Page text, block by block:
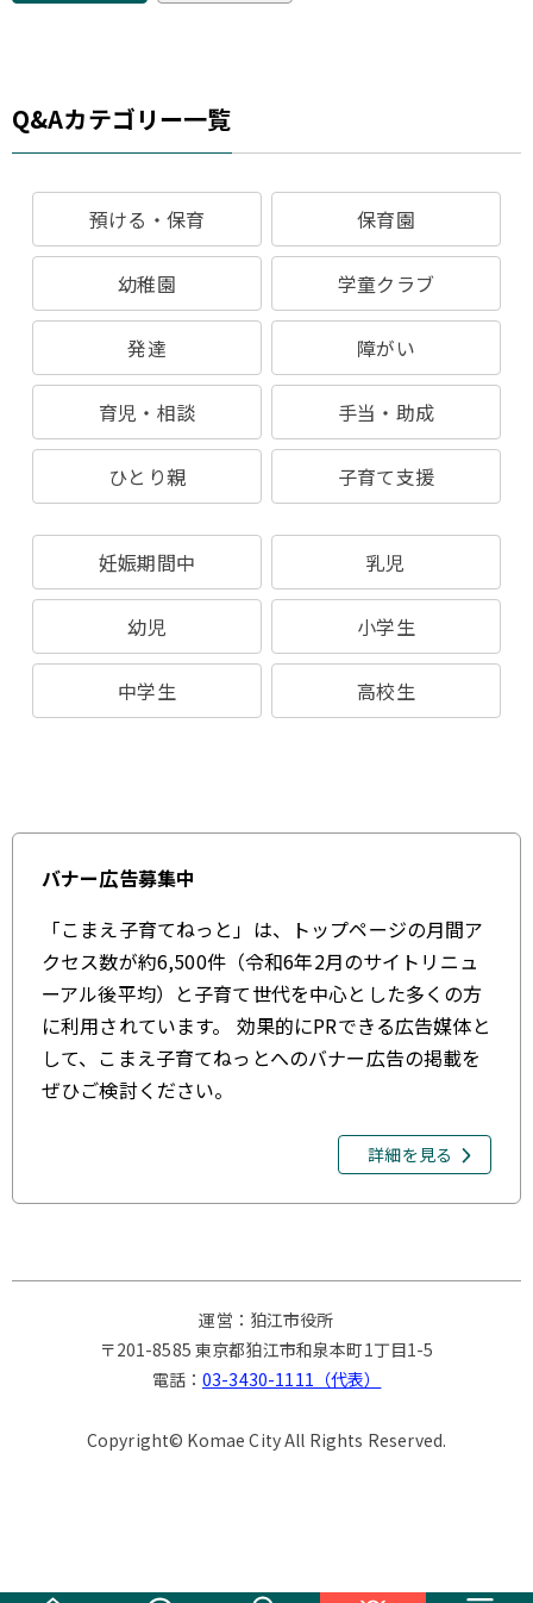
Q&Aカテゴリー一覧
預ける・保育 保育園
幼稚園 学童クラブ
発達 障がい
育児・相談 手当・助成
ひとり親 子育て支援
妊娠期間中 乳児
幼児 小学生
中学生 高校生
バナー広告募集中
「こまえ子育てねっと」は、トップページの月間ア
クセス数が約6,500件（令和6年2月のサイトリニュ
ーアル後平均）と子育て世代を中心とした多くの方
に利用されています。 効果的にPRできる広告媒体と
して、こまえ子育てねっとへのバナー広告の掲載を
ぜひご検討ください。
詳細を見る
運営：狛江市役所
〒201-8585 東京都狛江市和泉本町1丁目1-5
電話：03-3430-1111（代表）
Copyright© Komae City All Rights Reserved.